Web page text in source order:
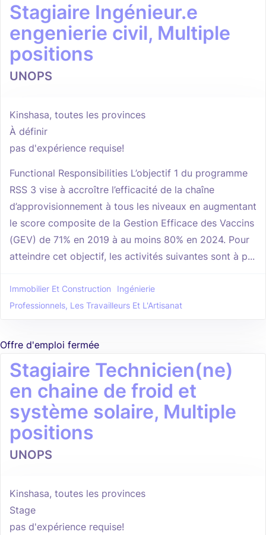
Stagiaire Ingénieur.e
engenierie civil, Multiple
positions
UNOPS
Kinshasa, toutes les provinces
À définir
pas d'expérience requise!
Functional Responsibilities L’objectif 1 du programme
RSS 3 vise à accroître l’efficacité de la chaîne
d’approvisionnement à tous les niveaux en augmentant
le score composite de la Gestion Efficace des Vaccins
(GEV) de 71% en 2019 à au moins 80% en 2024. Pour
atteindre cet objectif, les activités suivantes sont à p...
Immobilier Et Construction
Ingénierie
Professionnels, Les Travailleurs Et L'Artisanat
Offre d'emploi fermée
Stagiaire Technicien(ne)
en chaine de froid et
système solaire, Multiple
positions
UNOPS
Kinshasa, toutes les provinces
Stage
pas d'expérience requise!